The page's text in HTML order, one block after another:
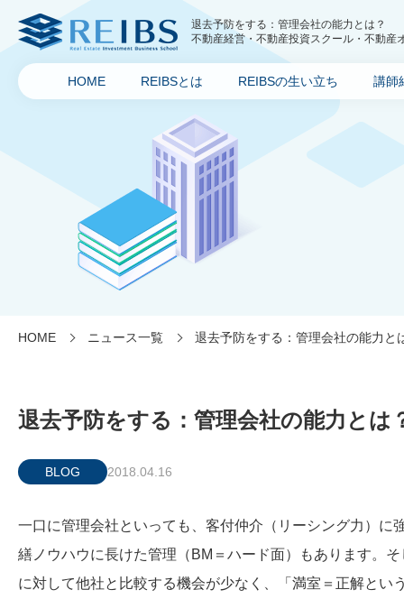
退去予防をする：管理会社の能力とは？
不動産経営・不動産投資スクール・不動産
HOME REIBSとは REIBSの生い立ち 講師
HOME ニュース一覧 退去予防をする：管理会社の能力と
退去予防をする：管理会社の能力とは
BLOG 2018.04.16
一口に管理会社といっても、客付仲介（リーシング力）
繕ノウハウに長けた管理（BM＝ハード面）もあります。
に対して他社と比較する機会が少なく、「満室＝正解と